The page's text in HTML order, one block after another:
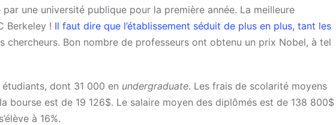
une université publique pour la première année. La meilleure
Berkeley ! Il faut dire que l’établissement séduit de plus en plus, tant les
chercheurs. Bon nombre de professeurs ont obtenu un prix Nobel, à tel
dont 31 000 en undergraduate. Les frais de scolarité moyens
bourse est de 19 126$. Le salaire moyen des diplômés est de 138 800$
à 16%.